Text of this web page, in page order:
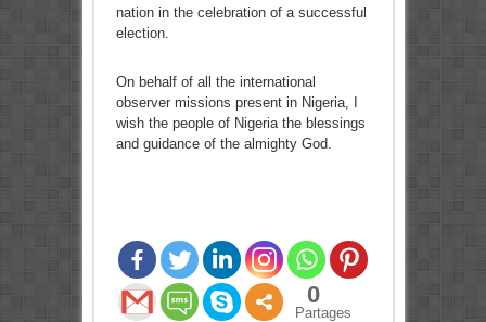
nation in the celebration of a successful
election.
On behalf of all the international
observer missions present in Nigeria, I
wish the people of Nigeria the blessings
and guidance of the almighty God.
0
Partages